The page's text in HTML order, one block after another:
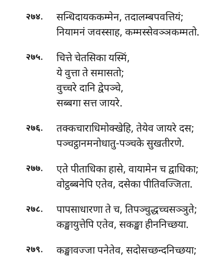
२७४.
सन्धिदायककम्मेन, तदालम्बपवत्तियं;
नियामनं जवस्साह, कम्मस्सेवञ्ञकम्मतो.
२७५.
चित्ते चेतसिका यस्मिं,
ये वुत्ता ते समासतो;
वुच्चरेदानि द्वेपञ्चे,
सब्बगा सत्त जायरे.
२७६.
तक्कचाराधिमोक्खेहि, तेयेव जायरे दस;
पञ्चट्ठानमनोधातु-पञ्चके सुखतीरणे.
२७७.
एते पीताधिका हासे, वायामेन च द्वाधिका;
वोट्ठब्बनेपि एतेव, दसेका पीतिवज्जिता.
२७८. पापसाधारणाते च, तिपञ्चुद्धच्चसञ्ञुते;
कङ्खायुत्तेपि एतेव, सकङ्खा हीननिच्छया.
२७९.
कङ्खावज्जा पनेतेव, सदोसच्छन्दनिच्छया;